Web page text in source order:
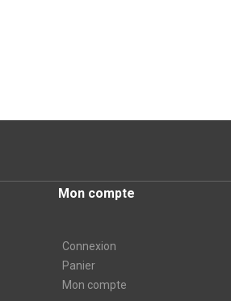
Mon compte
Connexion
Panier
Mon compte